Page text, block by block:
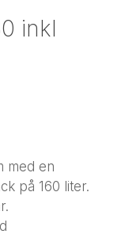
inkl
med en
på 160 liter.